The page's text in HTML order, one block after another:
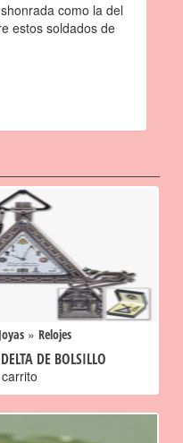
como la del
estos soldados de
» Relojes
DE BOLSILLO